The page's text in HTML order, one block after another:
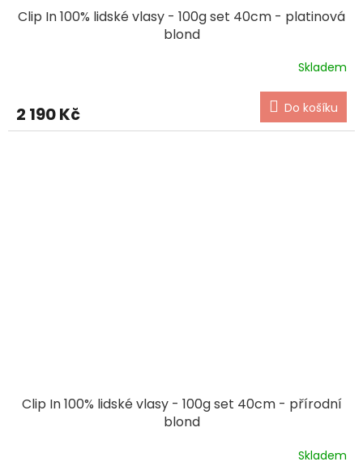
Clip In 100% lidské vlasy - 100g set 40cm - platinová
blond
Skladem
2 190 Kč Do košíku
Clip In 100% lidské vlasy - 100g set 40cm - přírodní
blond
Skladem